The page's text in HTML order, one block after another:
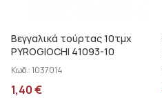
Βεγγαλικά τούρτας 10τμχ
PYROGIOCHI 41093-10
Κωδ.:1037014
1,40€